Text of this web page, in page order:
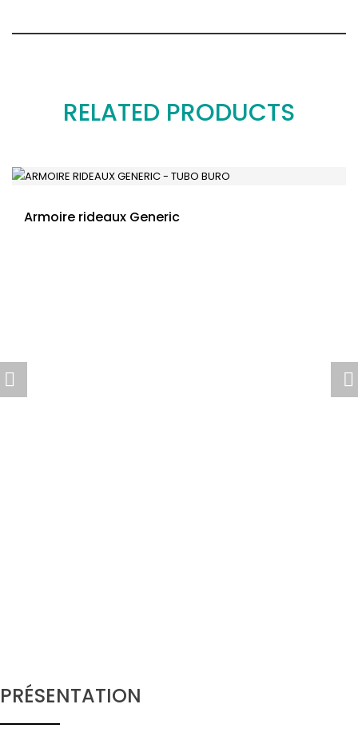
RELATED PRODUCTS
Armoire rideaux Generic
PRÉSENTATION